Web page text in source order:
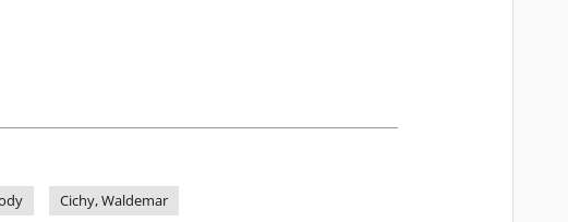
Cichy, Waldemar